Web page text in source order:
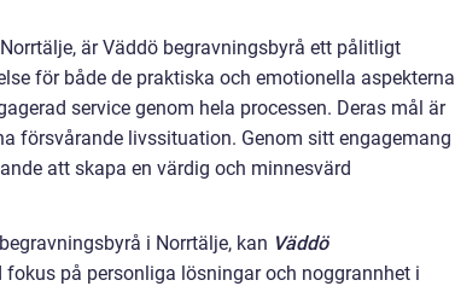
är Väddö begravningsbyrå ett pålitligt
för både de praktiska och emotionella aspekterna
service genom hela processen. Deras mål är
försvårande livssituation. Genom sitt engagemang
att skapa en värdig och minnesvärd
i Norrtälje, kan Väddö
fokus på personliga lösningar och noggrannhet i